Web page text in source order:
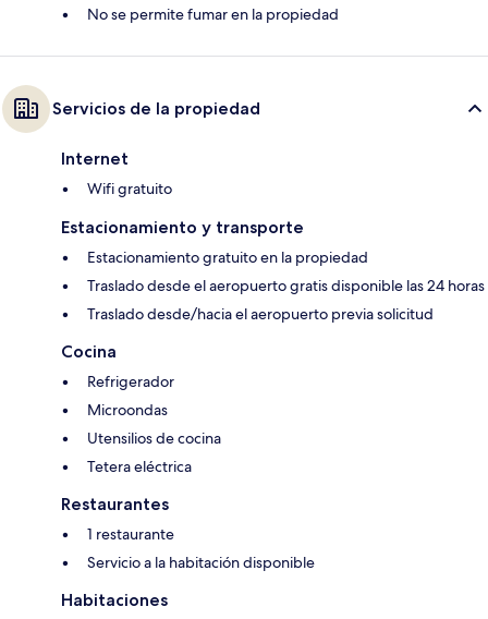
No se permite fumar en la propiedad
Servicios de la propiedad
Internet
Wifi gratuito
Estacionamiento y transporte
Estacionamiento gratuito en la propiedad
Traslado desde el aeropuerto gratis disponible las 24 horas
Traslado desde/hacia el aeropuerto previa solicitud
Cocina
Refrigerador
Microondas
Utensilios de cocina
Tetera eléctrica
Restaurantes
1 restaurante
Servicio a la habitación disponible
Habitaciones